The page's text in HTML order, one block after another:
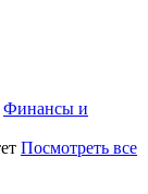
Финансы и
Посмотреть все